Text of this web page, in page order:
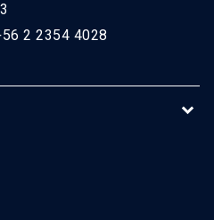
2 2354 4028